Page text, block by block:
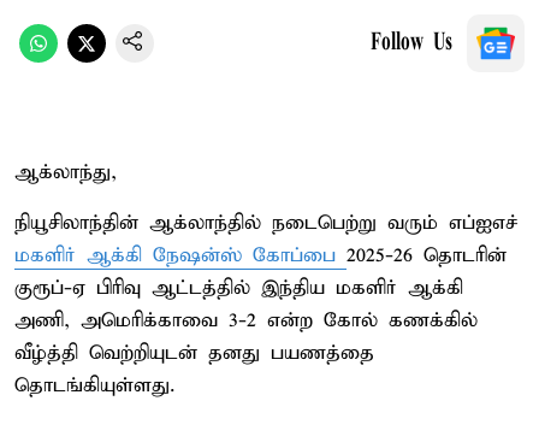
Follow Us
ஆக்லாந்து,
நியூசிலாந்தின் ஆக்லாந்தில் நடைபெற்று வரும் எப்ஐஎச்
மகளிர் ஆக்கி நேஷன்ஸ் கோப்பை 2025-26 தொடரின்
குரூப்-ஏ பிரிவு ஆட்டத்தில் இந்திய மகளிர் ஆக்கி
அணி, அமெரிக்காவை 3-2 என்ற கோல் கணக்கில்
வீழ்த்தி வெற்றியுடன் தனது பயணத்தை
தொடங்கியுள்ளது.